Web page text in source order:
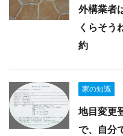
外構業者
くらそう
約
家の知識
地目変更
で、自分